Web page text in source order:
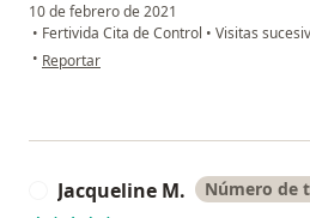
10 de febrero de 2021
• Fertivida Cita de Control • Visitas
• en opinión del usuario Isabel Álvarez
Reportar
Jacqueline M. Número de